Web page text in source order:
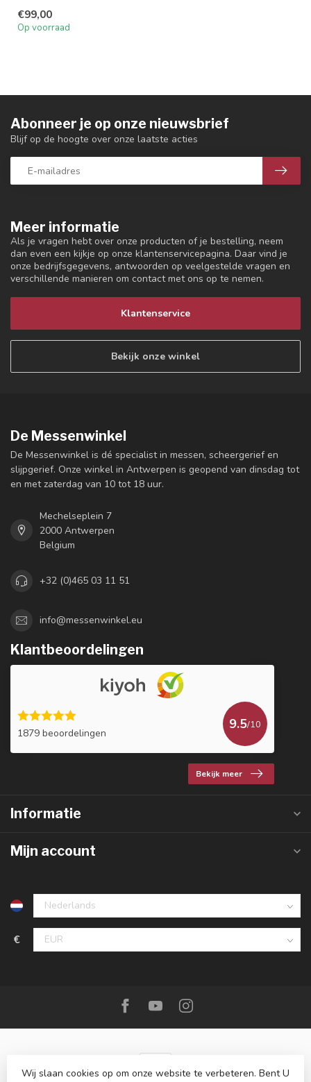
€99,00
Op voorraad
Meer informatie
Als je vragen hebt over onze producten of je bestelling, neem
dan even een kijkje op onze klantenservicepagina. Daar vind je
onze bedrijfsgegevens, antwoorden op veelgestelde vragen en
verschillende manieren om contact met ons op te nemen.
Klantenservice
Bekijk onze winkel
Abonneer je op onze nieuwsbrief
Blijf op de hoogte over onze laatste acties
De Messenwinkel
De Messenwinkel is dé specialist in messen, scheergerief en
slijpgerief. Onze winkel in Antwerpen is geopend van dinsdag tot
en met zaterdag van 10 tot 18 uur.
Mechelseplein 7
2000 Antwerpen
Belgium
+32 (0)465 03 11 51
info@messenwinkel.eu
Klantbeoordelingen
1879 beoordelingen
9.5/10
Bekijk meer
Informatie
Mijn account
€
Wij slaan cookies op om onze website te verbeteren. Bent U